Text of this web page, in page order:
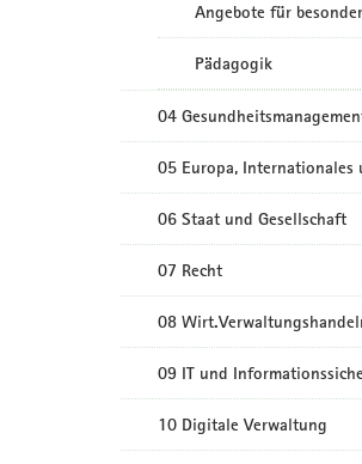
Angebote für
Pädagogik
04
05 Europa, Internationales
06 Staat und Gesellschaft
07 Recht
08
09 IT und
10 Digitale Verwaltung